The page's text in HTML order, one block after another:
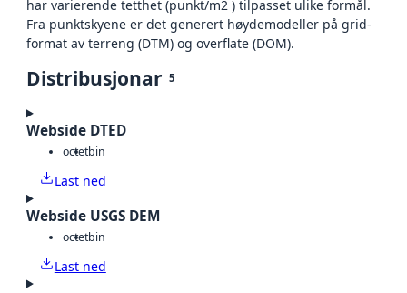
har varierende tetthet (punkt/m2 ) tilpasset ulike formål.
Fra punktskyene er det generert høydemodeller på grid-
format av terreng (DTM) og overflate (DOM).
Distribusjonar 5
Webside DTED
octetbin
Last ned
Webside USGS DEM
octetbin
Last ned